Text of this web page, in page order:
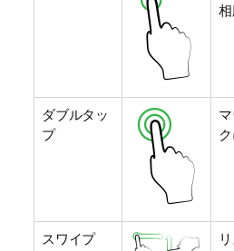
相
ダブルタッ
プ
スワイプ